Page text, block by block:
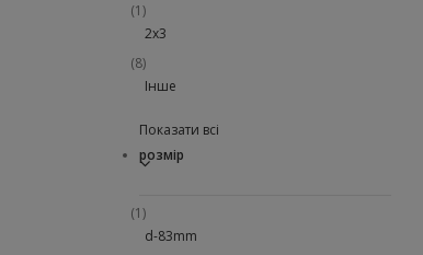
2x3
(1)
Інше
(8)
Показати всі
розмір
d-83mm
(1)